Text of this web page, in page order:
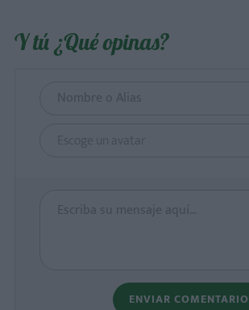
Y tú ¿Qué opinas?
Escoge un avatar
ENVIAR COMENTARIO